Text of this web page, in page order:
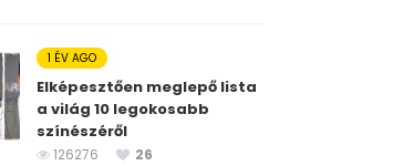
1 ÉV AGO
Elképesztően meglepő lista
a világ 10 legokosabb
színészéről
126276
26